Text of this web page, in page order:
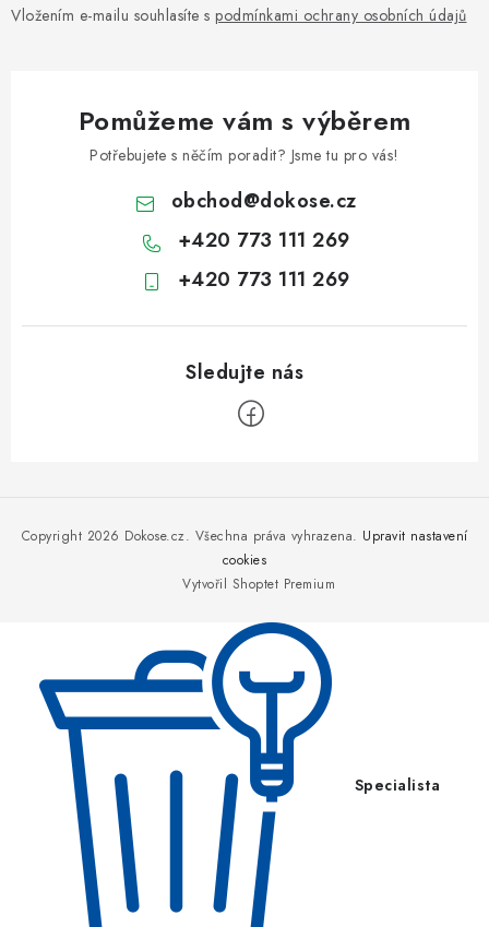
Vložením e-mailu souhlasíte s podmínkami ochrany osobních údajů
Pomůžeme vám s výběrem
Potřebujete s něčím poradit? Jsme tu pro vás!
obchod@dokose.cz
+420 773 111 269
+420 773 111 269
Vytvořil Shoptet Premium
Copyright 2026 Dokose.cz. Všechna práva vyhrazena. Upravit nastavení
cookies
Specialista